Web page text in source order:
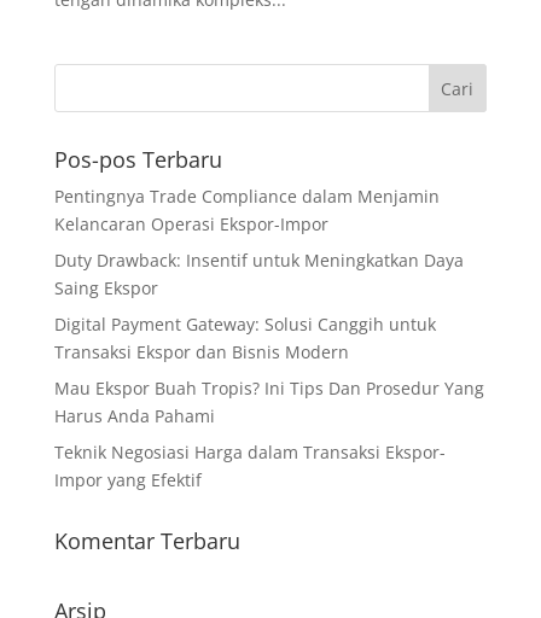
Pos-pos Terbaru
Pentingnya Trade Compliance dalam Menjamin
Kelancaran Operasi Ekspor-Impor
Duty Drawback: Insentif untuk Meningkatkan Daya
Saing Ekspor
Digital Payment Gateway: Solusi Canggih untuk
Transaksi Ekspor dan Bisnis Modern
Mau Ekspor Buah Tropis? Ini Tips Dan Prosedur Yang
Harus Anda Pahami
Teknik Negosiasi Harga dalam Transaksi Ekspor-
Impor yang Efektif
Komentar Terbaru
Arsip